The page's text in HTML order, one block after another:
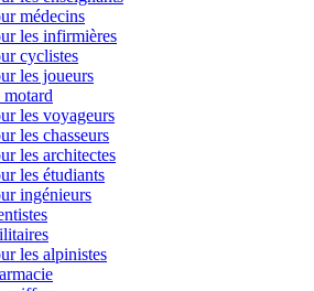
médecins
les infirmières
cyclistes
les joueurs
motard
les voyageurs
les chasseurs
les architectes
les étudiants
ingénieurs
les alpinistes